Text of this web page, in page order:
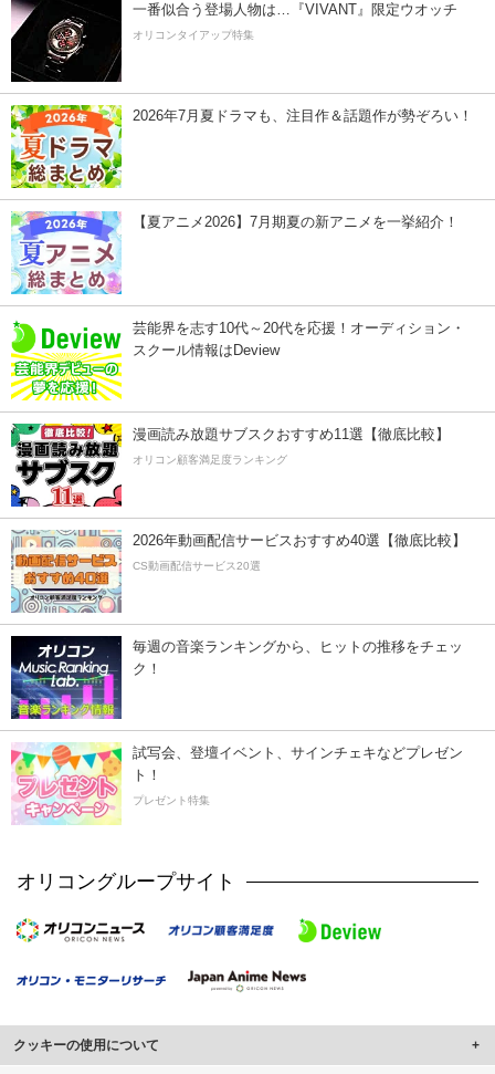
一番似合う登場人物は…『VIVANT』限定ウオッチ
オリコンタイアップ特集
2026年7月夏ドラマも、注目作＆話題作が勢ぞろい！
【夏アニメ2026】7月期夏の新アニメを一挙紹介！
芸能界を志す10代～20代を応援！オーディション・
スクール情報はDeview
漫画読み放題サブスクおすすめ11選【徹底比較】
オリコン顧客満足度ランキング
2026年動画配信サービスおすすめ40選【徹底比較】
CS動画配信サービス20選
毎週の音楽ランキングから、ヒットの推移をチェッ
ク！
試写会、登壇イベント、サインチェキなどプレゼン
ト！
プレゼント特集
オリコングループサイト
クッキーの使用について